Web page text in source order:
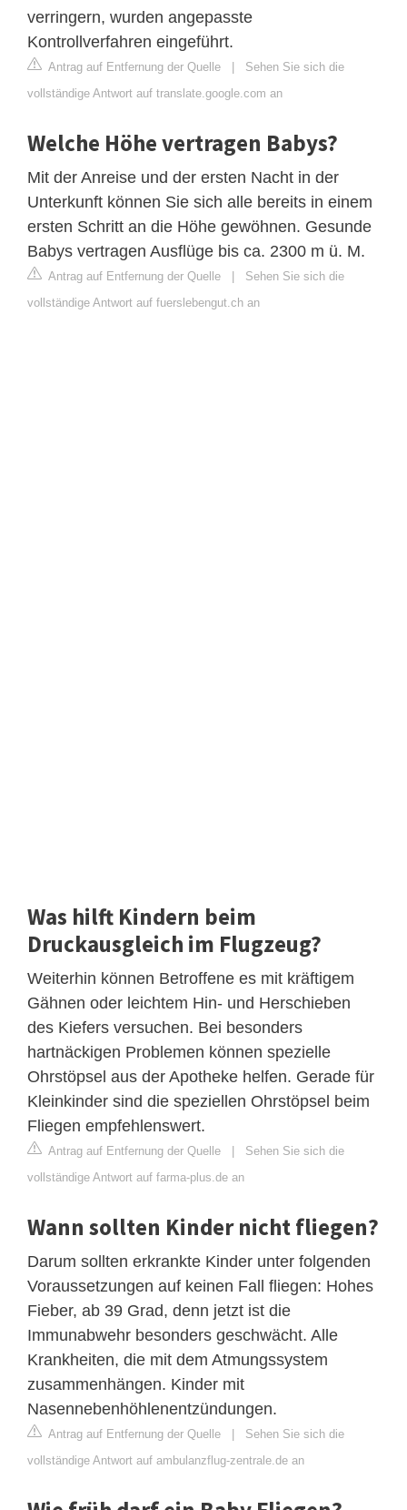
verringern, wurden angepasste
Kontrollverfahren eingeführt.
Antrag auf Entfernung der Quelle | Sehen Sie sich die
vollständige Antwort auf translate.google.com an
Welche Höhe vertragen Babys?
Mit der Anreise und der ersten Nacht in der
Unterkunft können Sie sich alle bereits in einem
ersten Schritt an die Höhe gewöhnen. Gesunde
Babys vertragen Ausflüge bis ca. 2300 m ü. M.
Antrag auf Entfernung der Quelle | Sehen Sie sich die
vollständige Antwort auf fuerslebengut.ch an
Was hilft Kindern beim
Druckausgleich im Flugzeug?
Weiterhin können Betroffene es mit kräftigem
Gähnen oder leichtem Hin- und Herschieben
des Kiefers versuchen. Bei besonders
hartnäckigen Problemen können spezielle
Ohrstöpsel aus der Apotheke helfen. Gerade für
Kleinkinder sind die speziellen Ohrstöpsel beim
Fliegen empfehlenswert.
Antrag auf Entfernung der Quelle | Sehen Sie sich die
vollständige Antwort auf farma-plus.de an
Wann sollten Kinder nicht fliegen?
Darum sollten erkrankte Kinder unter folgenden
Voraussetzungen auf keinen Fall fliegen: Hohes
Fieber, ab 39 Grad, denn jetzt ist die
Immunabwehr besonders geschwächt. Alle
Krankheiten, die mit dem Atmungssystem
zusammenhängen. Kinder mit
Nasennebenhöhlenentzündungen.
Antrag auf Entfernung der Quelle | Sehen Sie sich die
vollständige Antwort auf ambulanzflug-zentrale.de an